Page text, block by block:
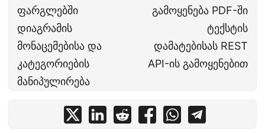
ფარგლებში
დიაგრამის
მონაცემებისა და
კატეგორიების
მანიპულირება
გამოყენება PDF-ში
ტექსტის
დამატებისას REST
API-ის გამოყენებით